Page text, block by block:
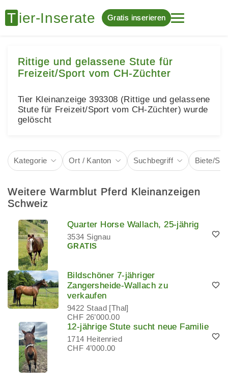
Gratis inserieren
Rittige und gelassene Stute für
Freizeit/Sport vom CH-Züchter
Tier Kleinanzeige 393308 (Rittige und gelassene
Stute für Freizeit/Sport vom CH-Züchter) wurde
gelöscht
Kategorie Ort / Kanton Suchbegriff Biete/
Weitere Warmblut Pferd Kleinanzeigen
Schweiz
Quarter Horse Wallach, 25-jährig
3534 Signau
GRATIS
Bildschöner 7-jähriger
Zangersheide-Wallach zu
verkaufen
9422 Staad [Thal]
CHF 26’000.00
12-jährige Stute sucht neue Familie
1714 Heitenried
CHF 4’000.00